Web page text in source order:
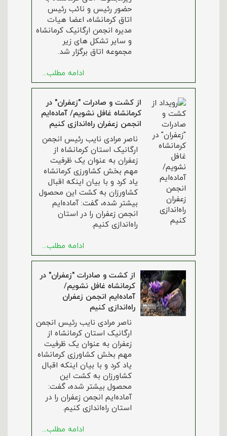
حضور رئیس و نائب رئیس
اتاق کرمانشاه، اعضا هیات
مدیره انجمن ارگانیک کرمانشاه
و سایر تشکل های زیر
مجموعه اتاق برگزار شد.
ادامه مطلب...
از کشت و صادرات "زعفران" در
کرمانشاه غافل نشویم/ آماده‌ایم
انجمن زعفران راه‌اندازی کنیم
ناصر مرادی نایب رئیس انجمن
ارگانیک استان کرمانشاه از
زعفران به عنوان یک ظرفیت
مهم بخش کشاورزی کرمانشاه
یاد کرد و با بیان اینکه اقبال
کشاورزان به کشت این محصول
بیشتر شده، گفت: آماده‌ایم
انجمن زعفران را در استان
راه‌اندازی کنیم.
ادامه مطلب...
از کشت و صادرات "زعفران" در
کرمانشاه غافل نشویم/
آماده‌ایم انجمن زعفران
راه‌اندازی کنیم
ناصر مرادی نایب رئیس انجمن
ارگانیک استان کرمانشاه از
زعفران به عنوان یک ظرفیت
مهم بخش کشاورزی کرمانشاه
یاد کرد و با بیان اینکه اقبال
کشاورزان به کشت این
محصول بیشتر شده، گفت:
آماده‌ایم انجمن زعفران را در
استان راه‌اندازی کنیم.
ادامه مطلب...